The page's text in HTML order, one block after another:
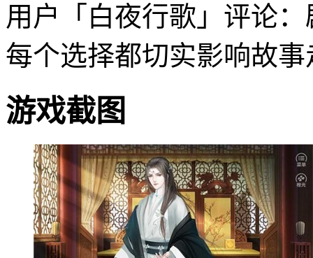
用户「白夜行歌」评论
每个选择都切实影响故事
游戏截图